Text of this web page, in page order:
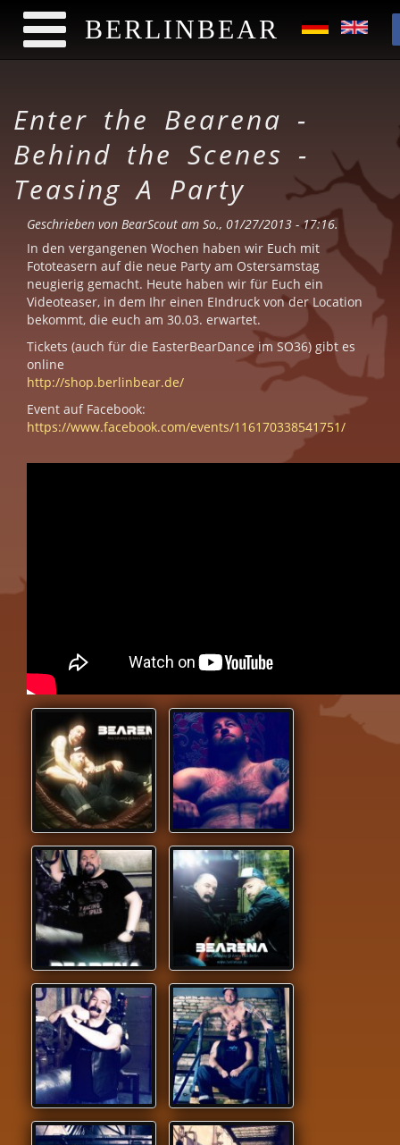
BERLINBEAR
Enter the Bearena -
Behind the Scenes -
Teasing A Party
Geschrieben von BearScout am So., 01/27/2013 - 17:16.
In den vergangenen Wochen haben wir Euch mit
Fototeasern auf die neue Party am Ostersamstag
neugierig gemacht. Heute haben wir für Euch ein
Videoteaser, in dem Ihr einen EIndruck von der Location
bekommt, die euch am 30.03. erwartet.
Tickets (auch für die EasterBearDance im SO36) gibt es
online
http://shop.berlinbear.de/
Event auf Facebook:
https://www.facebook.com/events/116170338541751/
BEARENA-PROMO-01.JPG
BEARENA-
PROMO-02.JPG
BEARENA-PROMO-04.JPG
BEARENA-
PROMO-05.JPG
BEARENA-PROMO-06.JPG
BEARENA-
PROMO-07.JPG
BEARENA-PROMO-08.JPG
BEARENA-